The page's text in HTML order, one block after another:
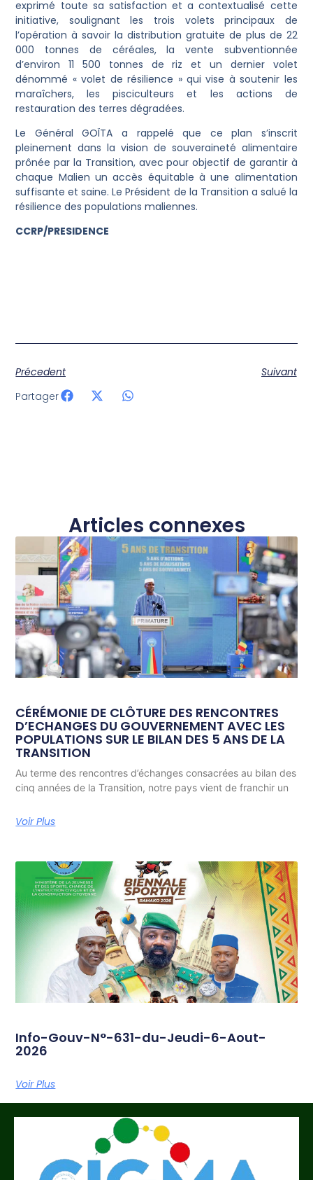
exprimé toute sa satisfaction et a contextualisé cette
initiative, soulignant les trois volets principaux de
l’opération à savoir la distribution gratuite de plus de 22
000 tonnes de céréales, la vente subventionnée
d’environ 11 500 tonnes de riz et un dernier volet
dénommé « volet de résilience » qui vise à soutenir les
maraîchers, les pisciculteurs et les actions de
restauration des terres dégradées.
Le Général GOÏTA a rappelé que ce plan s’inscrit
pleinement dans la vision de souveraineté alimentaire
prônée par la Transition, avec pour objectif de garantir à
chaque Malien un accès équitable à une alimentation
suffisante et saine. Le Président de la Transition a salué la
résilience des populations maliennes.
CCRP/PRESIDENCE
Précedent
Suivant
Partager
Articles connexes
CÉRÉMONIE DE CLÔTURE DES RENCONTRES
D’ECHANGES DU GOUVERNEMENT AVEC LES
POPULATIONS SUR LE BILAN DES 5 ANS DE LA
TRANSITION
Au terme des rencontres d’échanges consacrées au bilan des
cinq années de la Transition, notre pays vient de franchir un
Voir Plus
Info-Gouv-N°-631-du-Jeudi-6-Aout-
2026
Voir Plus